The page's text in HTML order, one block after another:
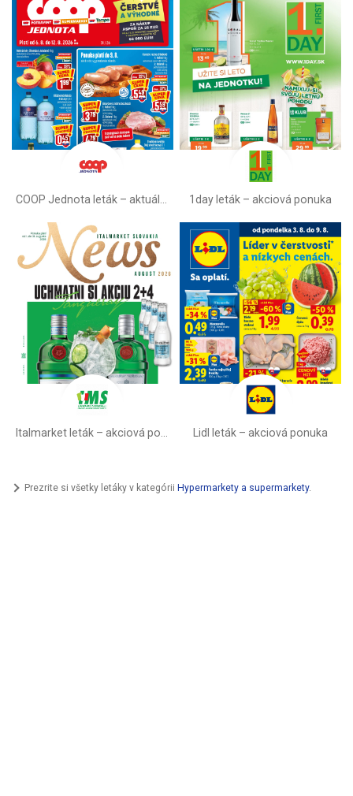
1day leták – akciová ponuka
Lidl leták –⁠ akciová ponuka
Prezrite si všetky letáky v kategórii Hypermarkety a supermarkety.